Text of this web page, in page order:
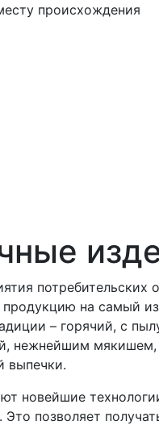
происхождения
потребительских
продукцию на самый
– горячий, с
нежнейшим
выпечки.
новейшие
позволяет